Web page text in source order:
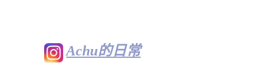
Achu的日常